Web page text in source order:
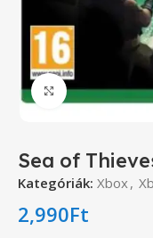
Click to
Sea of
Kategóriák: Xbox ,
2,990Ft